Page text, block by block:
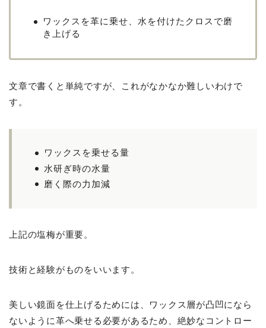
ワックスを革に乗せ、水を付けたクロスで磨
き上げる
文章で書くと単純ですが、これがなかなか難しいわけで
す。
ワックスを乗せる量
水研ぎ時の水量
磨く際の力加減
上記の塩梅が重要。
技術と経験がものをいいます。
美しい鏡面を仕上げるためには、ワックス層が凸凹になら
ないように革へ乗せる必要があるため、絶妙なコントロー